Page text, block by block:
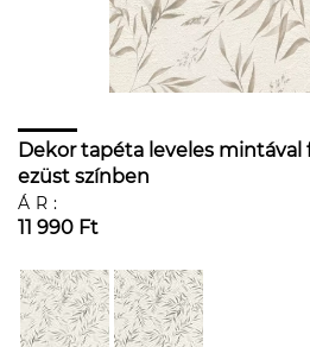
Dekor tapéta leveles mintával
ezüst színben
ÁR:
11 990 Ft